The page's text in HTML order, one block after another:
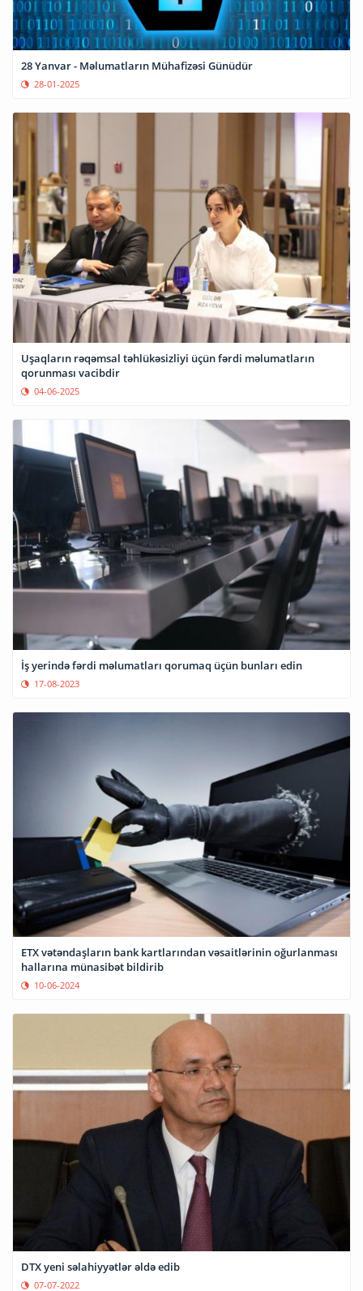
28 Yanvar - Məlumatların Mühafizəsi Günüdür
28-01-2025
Uşaqların rəqəmsal təhlükəsizliyi üçün fərdi məlumatların
qorunması vacibdir
04-06-2025
İş yerində fərdi məlumatları qorumaq üçün bunları edin
17-08-2023
ETX vətəndaşların bank kartlarından vəsaitlərinin oğurlanması
hallarına münasibət bildirib
10-06-2024
DTX yeni səlahiyyətlər əldə edib
07-07-2022